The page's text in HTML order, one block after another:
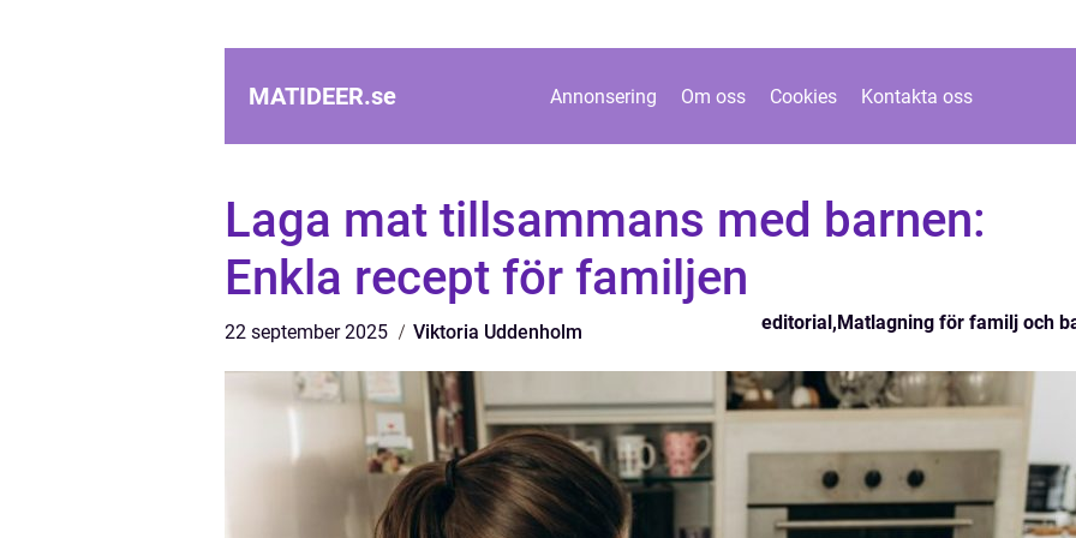
MATIDEER.se Annonsering Om oss Cookies Kontakta oss
Laga mat tillsammans med barnen:
Enkla recept för familjen
22 september 2025 Viktoria Uddenholm editorial,Matlagning för familj och